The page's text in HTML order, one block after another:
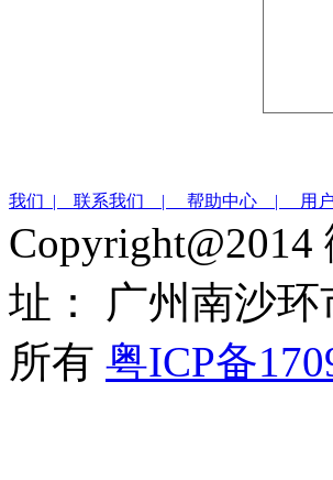
我们 | 联系我们 | 帮助中心 | 用
址： 广州南沙
所有 粤ICP备